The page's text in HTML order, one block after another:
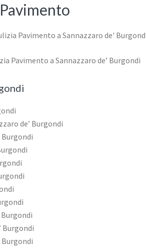
Pavimento a Sannazzaro de’ Burgondi
de’ Burgondi
Burgondi
Burgondi
Burgondi